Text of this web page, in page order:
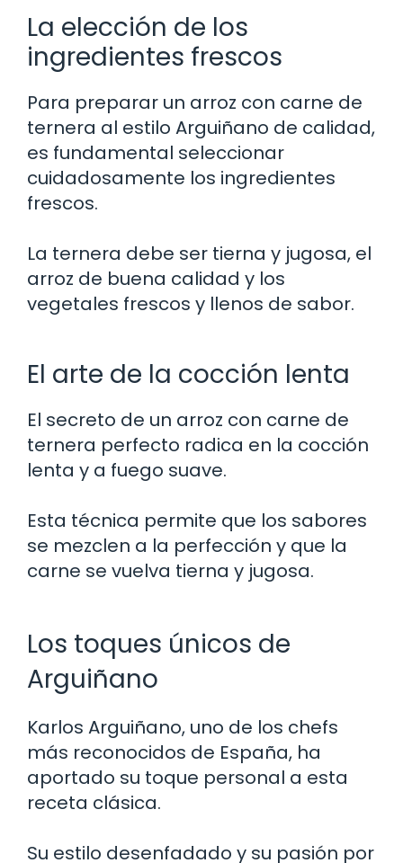
La elección de los
ingredientes frescos
Para preparar un arroz con carne de
ternera al estilo Arguiñano de calidad,
es fundamental seleccionar
cuidadosamente los ingredientes
frescos.
La ternera debe ser tierna y jugosa, el
arroz de buena calidad y los
vegetales frescos y llenos de sabor.
El arte de la cocción lenta
El secreto de un arroz con carne de
ternera perfecto radica en la cocción
lenta y a fuego suave.
Esta técnica permite que los sabores
se mezclen a la perfección y que la
carne se vuelva tierna y jugosa.
Los toques únicos de
Arguiñano
Karlos Arguiñano, uno de los chefs
más reconocidos de España, ha
aportado su toque personal a esta
receta clásica.
Su estilo desenfadado y su pasión por